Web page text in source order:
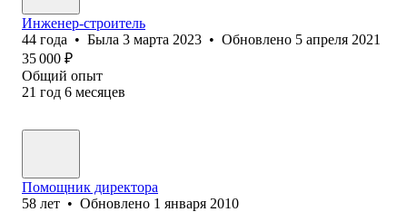
Инженер-строитель
44 года • Была 3 марта 2023 • Обновлено 5 апреля 2021
35 000 ₽
Общий опыт
21 год 6 месяцев
Помощник директора
58 лет • Обновлено 1 января 2010